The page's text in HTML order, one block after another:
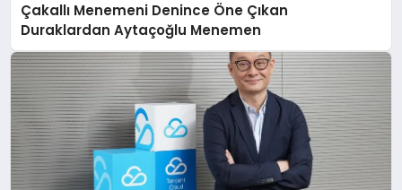
Çakallı Menemeni Denince Öne Çıkan
Duraklardan Aytaçoğlu Menemen